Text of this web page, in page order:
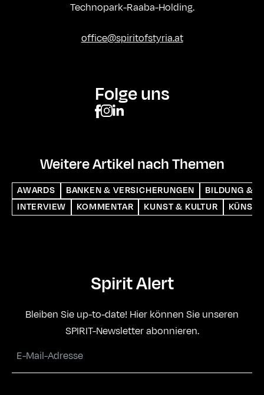
Technopark-Raaba-Holding.
office@spiritofstyria.at
Folge uns
Weitere Artikel nach Themen
AWARDS BANKEN & VERSICHERUNGEN
BILDUNG &
INTERVIEW
KOMMENTAR KUNST & KULTUR
Spirit Alert
Bleiben Sie up-to-date! Hier können Sie unseren
SPIRIT-Newsletter abonnieren.